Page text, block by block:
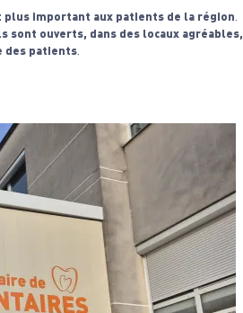
important aux patients de la région
sont ouverts, dans des locaux agréables,
des patients.